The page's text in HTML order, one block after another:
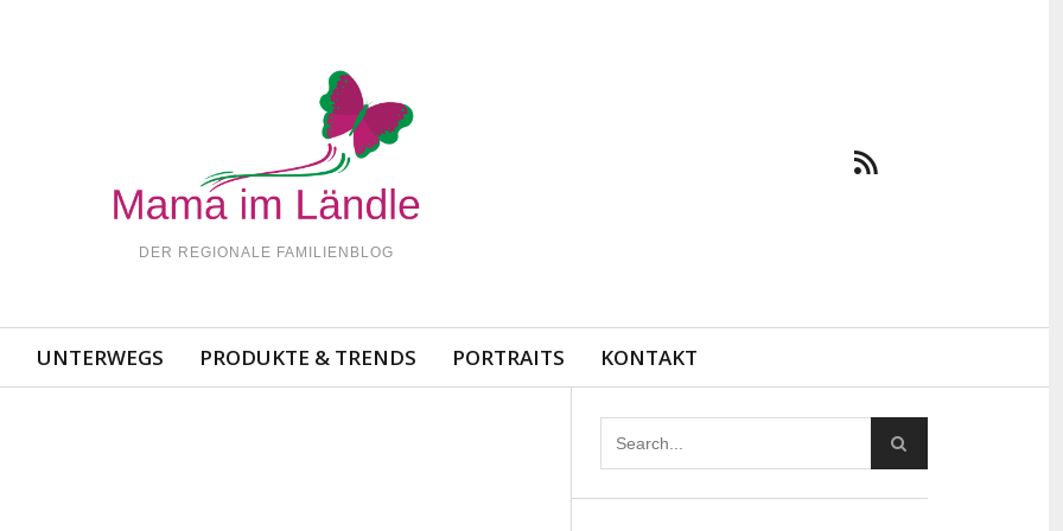
DER REGIONALE FAMILIENBLOG
UNTERWEGS PRODUKTE & TRENDS PORTRAITS KONTAKT